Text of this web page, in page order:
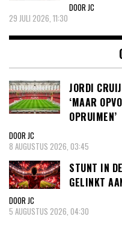
DOOR JC
29 JULI 2026, 11:30
JORDI
‘MAAR
OPRUIMEN’
DOOR JC
8 AUGUSTUS 2026, 03:45
STUNT IN
GELINKT
DOOR JC
5 AUGUSTUS 2026, 04:30